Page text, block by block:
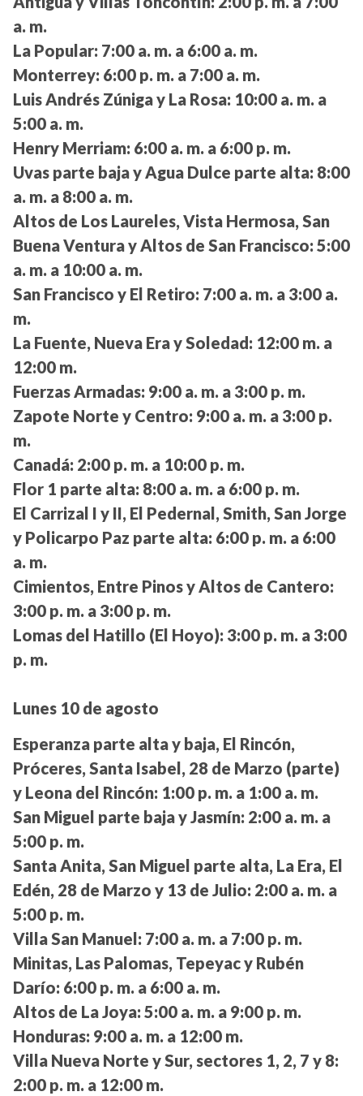
a. m.
La Popular: 7:00 a. m. a 6:00 a. m.
Monterrey: 6:00 p. m. a 7:00 a. m.
Luis Andrés Zúniga y La Rosa: 10:00 a. m. a
5:00 a. m.
Henry Merriam: 6:00 a. m. a 6:00 p. m.
Uvas parte baja y Agua Dulce parte alta: 8:00
a. m. a 8:00 a. m.
Altos de Los Laureles, Vista Hermosa, San
Buena Ventura y Altos de San Francisco: 5:00
a. m. a 10:00 a. m.
San Francisco y El Retiro: 7:00 a. m. a 3:00 a.
m.
La Fuente, Nueva Era y Soledad: 12:00 m. a
12:00 m.
Fuerzas Armadas: 9:00 a. m. a 3:00 p. m.
Zapote Norte y Centro: 9:00 a. m. a 3:00 p.
m.
Canadá: 2:00 p. m. a 10:00 p. m.
Flor 1 parte alta: 8:00 a. m. a 6:00 p. m.
El Carrizal I y II, El Pedernal, Smith, San Jorge
y Policarpo Paz parte alta: 6:00 p. m. a 6:00
a. m.
Cimientos, Entre Pinos y Altos de Cantero:
3:00 p. m. a 3:00 p. m.
Lomas del Hatillo (El Hoyo): 3:00 p. m. a 3:00
p. m.
Lunes 10 de agosto
Esperanza parte alta y baja, El Rincón,
Próceres, Santa Isabel, 28 de Marzo (parte)
y Leona del Rincón: 1:00 p. m. a 1:00 a. m.
San Miguel parte baja y Jasmín: 2:00 a. m. a
5:00 p. m.
Santa Anita, San Miguel parte alta, La Era, El
Edén, 28 de Marzo y 13 de Julio: 2:00 a. m. a
5:00 p. m.
Villa San Manuel: 7:00 a. m. a 7:00 p. m.
Minitas, Las Palomas, Tepeyac y Rubén
Darío: 6:00 p. m. a 6:00 a. m.
Altos de La Joya: 5:00 a. m. a 9:00 p. m.
Honduras: 9:00 a. m. a 12:00 m.
Villa Nueva Norte y Sur, sectores 1, 2, 7 y 8:
2:00 p. m. a 12:00 m.